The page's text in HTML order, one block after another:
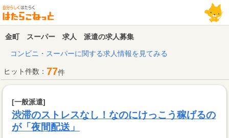
金町 スーパー 求人 派遣の求人募集
コンビニ・スーパーに関する求人情報を見てみる
ヒット件数： 77件
[一般派遣]
渋滞のストレスなし！なのにけっこう稼げるの
が「夜間配送」